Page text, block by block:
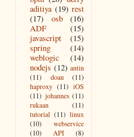
aditiya (19) rest
(17)
osb
(16)
ADF
(15)
javascript
(15)
spring
(14)
weblogic
(14)
nodejs (12) antin
(11)
doan
(11)
haproxy (11) iOS
(11) johannes (11)
rukaan
(11)
tutorial (11) linux
(10)
webservice
(10)
API
(8)